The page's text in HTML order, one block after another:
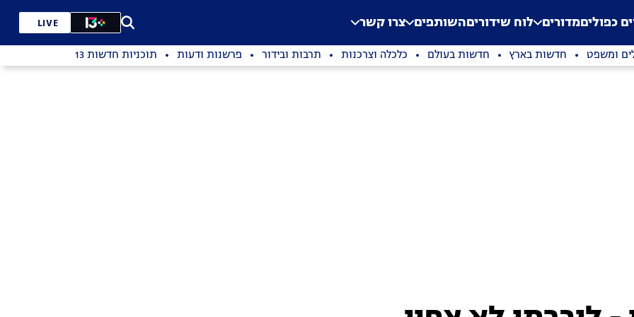
Application error: a
. כפוליםמדורים לוח שידוריםהשותפים צרו קשר LIVE
ומשפט חדשות בארץ חדשות בעולם כלכלה וצרכנות תרבות ובידור פרשנות ודעות תוכניות חדשות 13